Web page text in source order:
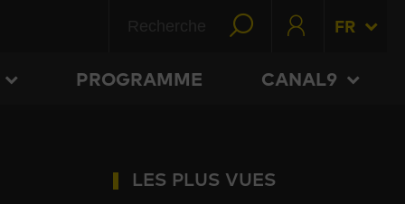
FR
PROGRAMME CANAL9
LES PLUS VUES